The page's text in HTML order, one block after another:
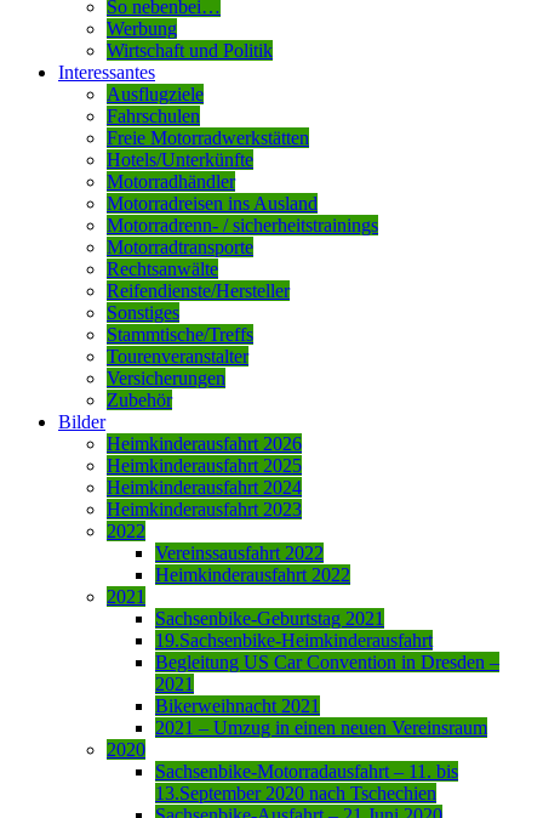
So nebenbei…
Werbung
Wirtschaft und Politik
Interessantes
Ausflugziele
Fahrschulen
Freie Motorradwerkstätten
Hotels/Unterkünfte
Motorradhändler
Motorradreisen ins Ausland
Motorradrenn- / sicherheitstrainings
Motorradtransporte
Rechtsanwälte
Reifendienste/Hersteller
Sonstiges
Stammtische/Treffs
Tourenveranstalter
Versicherungen
Zubehör
Bilder
Heimkinderausfahrt 2026
Heimkinderausfahrt 2025
Heimkinderausfahrt 2024
Heimkinderausfahrt 2023
2022
Vereinssausfahrt 2022
Heimkinderausfahrt 2022
2021
Sachsenbike-Geburtstag 2021
19.Sachsenbike-Heimkinderausfahrt
Begleitung US Car Convention in Dresden –
2021
Bikerweihnacht 2021
2021 – Umzug in einen neuen Vereinsraum
2020
Sachsenbike-Motorradausfahrt – 11. bis
13.September 2020 nach Tschechien